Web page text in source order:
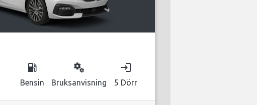
local_gas_station
Bensin
miscellaneous_services
Bruksanvisning
login
5 Dörr